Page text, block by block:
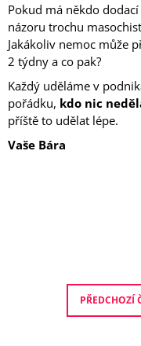
Pokud má někdo
názoru trochu
Jakákoliv nemoc může
2 týdny a co pak?
Každý uděláme v
pořádku, kdo nic
příště to udělat lépe.
Vaše Bára
PŘEDCHOZÍ